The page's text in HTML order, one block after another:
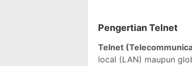
Pengertian Telnet
Telnet
local (LAN) maupun